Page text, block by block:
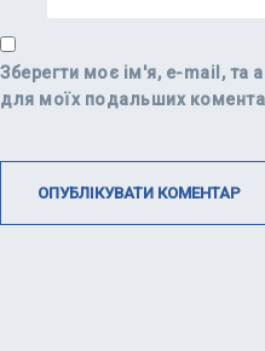
Зберегти моє ім'я, e-mail, та
для моїх подальших